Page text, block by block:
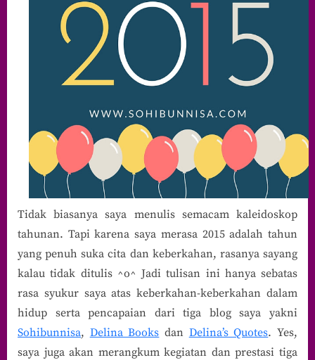
Tidak biasanya saya menulis semacam kaleidoskop
tahunan. Tapi karena saya merasa 2015 adalah tahun
yang penuh suka cita dan keberkahan, rasanya sayang
kalau tidak ditulis ^o^ Jadi tulisan ini hanya sebatas
rasa syukur saya atas keberkahan-keberkahan dalam
hidup serta pencapaian dari tiga blog saya yakni
Sohibunnisa, Delina Books dan Delina’s Quotes. Yes,
saya juga akan merangkum kegiatan dan prestasi tiga